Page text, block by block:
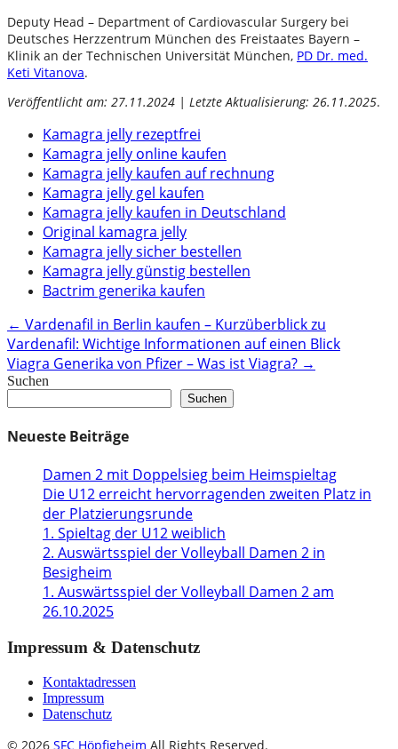
Deputy Head – Department of Cardiovascular Surgery bei
Deutsches Herzzentrum München des Freistaates Bayern –
Klinik an der Technischen Universität München, PD Dr. med.
Keti Vitanova.
Veröffentlicht am: 27.11.2024 | Letzte Aktualisierung: 26.11.2025.
Kamagra jelly rezeptfrei
Kamagra jelly online kaufen
Kamagra jelly kaufen auf rechnung
Kamagra jelly gel kaufen
Kamagra jelly kaufen in Deutschland
Original kamagra jelly
Kamagra jelly sicher bestellen
Kamagra jelly günstig bestellen
Bactrim generika kaufen
Post
navigation
← Vardenafil in Berlin kaufen – Kurzüberblick zu
Vardenafil: Wichtige Informationen auf einen Blick
Viagra Generika von Pfizer – Was ist Viagra? →
Suchen
Suchen
Neueste Beiträge
Damen 2 mit Doppelsieg beim Heimspieltag
Die U12 erreicht hervorragenden zweiten Platz in
der Platzierungsrunde
1. Spieltag der U12 weiblich
2. Auswärtsspiel der Volleyball Damen 2 in
Besigheim
1. Auswärtsspiel der Volleyball Damen 2 am
26.10.2025
Impressum & Datenschutz
Kontaktadressen
Impressum
Datenschutz
© 2026 SFC Höpfigheim All Rights Reserved.